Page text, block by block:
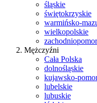
śląskie
świętokrzyskie
warmińsko-
wielkopolskie
Mężczyźni
Cała Polska
dolnośląskie
kujawsko-
lubelskie
lubuskie